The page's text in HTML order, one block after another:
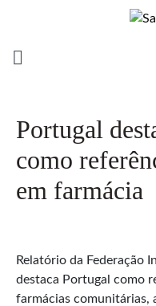
Portugal
como
em farmácia
Relatório da Federação
destaca Portugal como
farmácias comunitárias,